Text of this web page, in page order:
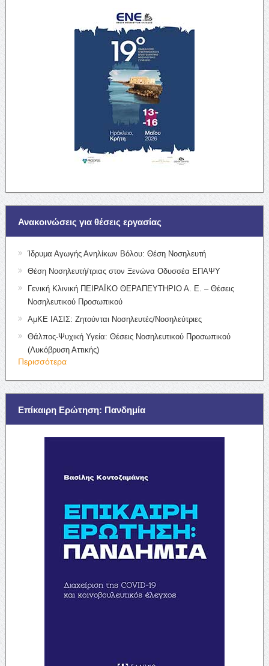
Ανακοινώσεις για θέσεις εργασίας
Ίδρυμα Αγωγής Ανηλίκων Βόλου: Θέση Νοσηλευτή
Θέση Νοσηλευτή/τριας στον Ξενώνα Οδυσσέα ΕΠΑΨΥ
Γενική Κλινική ΠΕΙΡΑΪΚΟ ΘΕΡΑΠΕΥΤΗΡΙΟ Α. Ε. – Θέσεις
Νοσηλευτικού Προσωπικού
ΑμΚΕ ΙΑΣΙΣ: Ζητούνται Νοσηλευτές/Νοσηλεύτριες
Θάλπος-Ψυχική Υγεία: Θέσεις Νοσηλευτικού Προσωπικού
(Λυκόβρυση Αττικής)
Περισσότερα
Επίκαιρη Ερώτηση: Πανδημία